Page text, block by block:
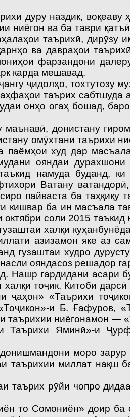
дуру наздик, воқеаву
ниёгон ва ба таври
таърихӣ, дирӯзу
ва давраҳои
фарзандони
карда мешавад.
ҷидолҳо, тохтутозу
таърих сабтшуда
онҳо огаҳ бошад,
донистану
омӯхтани таърихи
худ дар
ояндаи
намуда буданд, ки
Ватану
пайваста ба таҳқиқу
кишвар ба ин масъала
соли 2015 таъкид
халқи
азизамон яке аз
гузаштаи худро
ояндасоз решадор
Нашр гардидани асари
тоҷик. Китоби
ҷаҳон» «Таърихи
и Б. Ғафуров,
таърихии ниёгонамон —
Таърихи Яминӣ»-и
моро зарур
таърихии миллат нақш
рӯйи чопро
то Сомониён» доир ба